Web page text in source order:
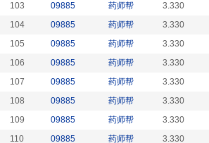
103
09885 药师帮 3.330
104
09885 药师帮 3.330
105
09885 药师帮 3.330
106
09885 药师帮 3.330
107
09885 药师帮 3.330
108
09885 药师帮 3.330
109
09885 药师帮 3.330
110
09885 药师帮 3.330